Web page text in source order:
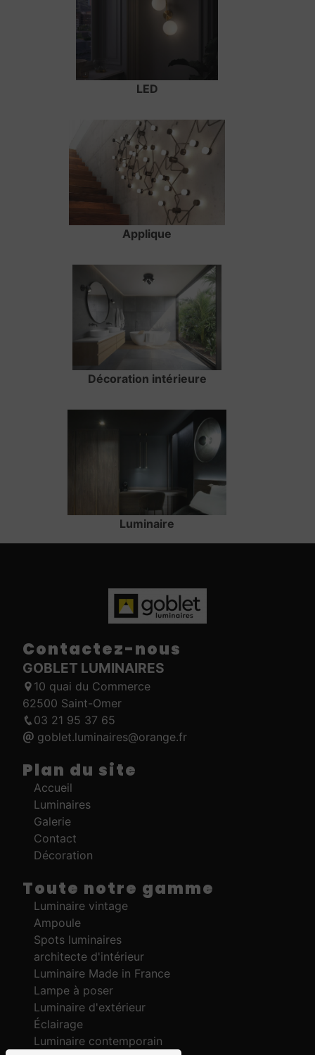
LED
Applique
Décoration intérieure
Luminaire
Contactez-nous
GOBLET LUMINAIRES
10 quai du Commerce
62500 Saint-Omer
03 21 95 37 65
goblet.luminaires@orange.fr
Plan du site
Accueil
Luminaires
Galerie
Contact
Décoration
Toute notre gamme
Luminaire vintage
Ampoule
Spots luminaires
architecte d'intérieur
Luminaire Made in France
Lampe à poser
Luminaire d'extérieur
Éclairage
Luminaire contemporain